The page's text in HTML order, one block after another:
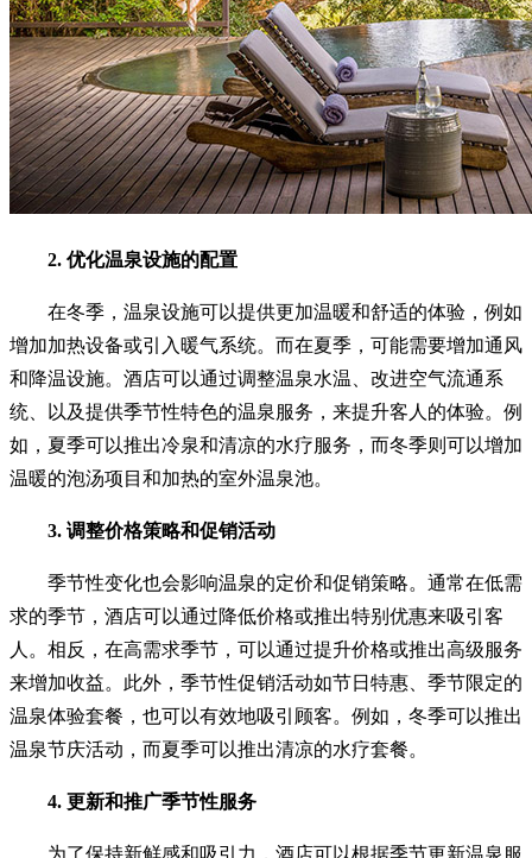
2. 优化温泉设施的配置
在冬季，温泉设施可以提供更加温暖和舒适的体验，例如
增加加热设备或引入暖气系统。而在夏季，可能需要增加通风
和降温设施。酒店可以通过调整温泉水温、改进空气流通系
统、以及提供季节性特色的温泉服务，来提升客人的体验。例
如，夏季可以推出冷泉和清凉的水疗服务，而冬季则可以增加
温暖的泡汤项目和加热的室外温泉池。
3. 调整价格策略和促销活动
季节性变化也会影响温泉的定价和促销策略。通常在低需
求的季节，酒店可以通过降低价格或推出特别优惠来吸引客
人。相反，在高需求季节，可以通过提升价格或推出高级服务
来增加收益。此外，季节性促销活动如节日特惠、季节限定的
温泉体验套餐，也可以有效地吸引顾客。例如，冬季可以推出
温泉节庆活动，而夏季可以推出清凉的水疗套餐。
4. 更新和推广季节性服务
为了保持新鲜感和吸引力，酒店可以根据季节更新温泉服